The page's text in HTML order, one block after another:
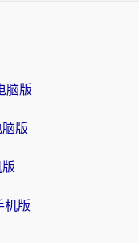
脑版
版
机版